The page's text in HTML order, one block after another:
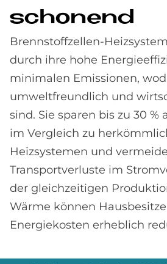
scho­nend
Brennstoffzellen-
durch ihre hohe
minimalen Emissionen,
umweltfreundlich und
sind. Sie sparen bis zu 30 %
im Vergleich zu
Heizsystemen und
Transportverluste im
der gleichzeitigen
Wärme können
Energiekosten erheblich